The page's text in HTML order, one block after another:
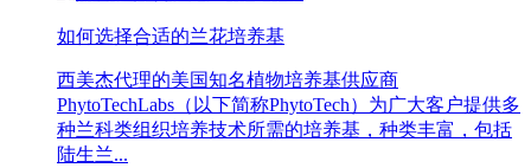
如何选择合适的兰花培养基
西美杰代理的美国知名植物培养基供应商
PhytoTechLabs（以下简称PhytoTech）为广大客户提供多
种兰科类组织培养技术所需的培养基，种类丰富，包括
陆生兰...